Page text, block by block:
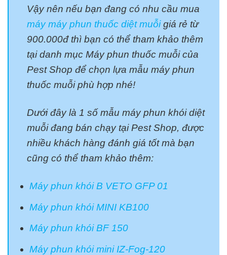
Vậy nên nếu bạn đang có nhu cầu mua
máy máy phun thuốc diệt muỗigiá rẻ từ
900.000đ thì bạn có thể tham khảo thêm
tại danh mục Máy phun thuốc muỗi của
Pest Shop để chọn lựa mẫu máy phun
thuốc muỗi phù hợp nhé!
Dưới đây là 1 số mẫu máy phun khói diệt
muỗi đang bán chạy tại Pest Shop, được
nhiều khách hàng đánh giá tốt mà bạn
cũng có thể tham khảo thêm:
Máy phun khói B VETO GFP 01
Máy phun khói MINI KB100
Máy phun khói BF 150
Máy phun khói mini IZ-Fog-120